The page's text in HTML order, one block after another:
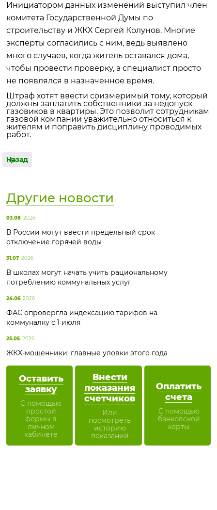
Инициатором данных изменений выступил член
комитета Государственной Думы по
строительству и ЖКХ Сергей Колунов. Многие
эксперты согласились с ним, ведь выявлено
много случаев, когда житель оставался дома,
чтобы провести проверку, а специалист просто
не появлялся в назначенное время.
Штраф хотят ввести соизмеримый тому, который
должны заплатить собственники за недопуск
газовиков в квартиры. Это позволит сотрудникам
газовой компании уважительно относиться к
жителям и поправить дисциплину проводимых
работ.
Назад
Оставить
заявку
С помощью
простой
формы в
личном
кабинете
Внести
показания
счетчиков
Или
посмотреть
историю
показаний
Оплатить
счета
С помощью
банковской
карты
Другие новости
03.08 2026
В России могут ввести предельный срок
отключение горячей воды
31.07 2026
В школах могут начать учить рациональному
потреблению коммунальных услуг
24.06 2026
ФАС опровергла индексацию тарифов на
коммуналку с 1 июля
25.05 2026
ЖКХ-мошенники: главные уловки этого года